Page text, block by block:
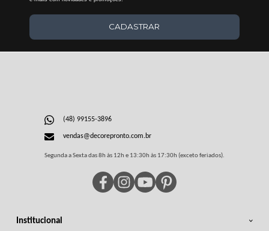
CADASTRAR
Institucional
(48) 99155-3896
vendas@decorepronto.com.br
Segunda a Sexta das 8h às 12h e 13:30h às 17:30h (exceto feriados).